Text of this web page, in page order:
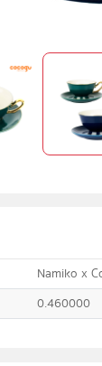
Namiko x
0.460000